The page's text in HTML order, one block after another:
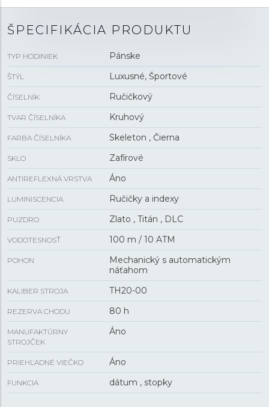
ŠPECIFIKÁCIA PRODUKTU
TYP HODINIEK Pánske
ŠTÝL Luxusné, Športové
ČÍSELNÍK Ručičkový
TVAR ČÍSELNÍKA Kruhový
FARBA ČÍSELNÍKA Skeleton , Čierna
SKLO Zafírové
ANTIREFLEXNÁ VRSTVA Áno
LUMINISCENCIA Ručičky a indexy
PUZDRO Zlato , Titán , DLC
VODOTESNOSŤ 100 m / 10 ATM
POHON
Mechanický s automatickým
náťahom
KALIBER STROJA TH20-00
REZERVA CHODU 80 h
MANUFAKTÚRNY
STROJČEK
Áno
PRIEHĽADNÉ VIEČKO Áno
FUNKCIA dátum , stopky